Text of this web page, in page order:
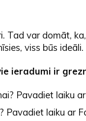
Tad var domāt,
viss būs ideāli.
ieradumi ir
Pavadiet laiku
Pavadiet laiku ar